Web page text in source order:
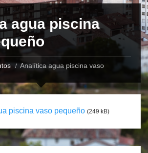
agua piscina
Analítica agua piscina vaso
piscina vaso pequeño (249 kB)